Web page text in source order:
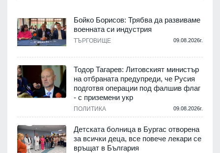
Бойко Борисов: Трябва да развиваме
военната си индустрия
ТЪРГОВИЩЕ 09.08.2026г.
Тодор Тагарев: Литовският министър
на отбраната предупреди, че Русия
подготвя операции под фалшив флаг
- с приземени укр
ПОЛИТИКА 09.08.2026г.
Детската болница в Бургас отворена
за всички деца, все повече лекари се
връщат в България